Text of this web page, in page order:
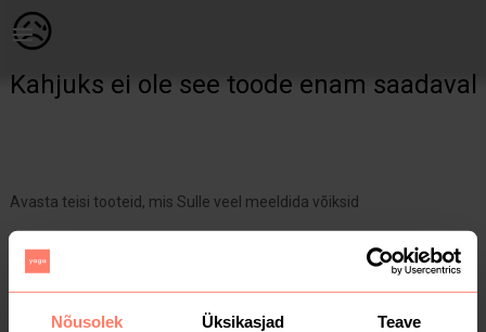
Nõusolek Üksikasjad Teave
😥
Kahjuks ei ole see toode enam saadaval
Avasta teisi tooteid, mis Sulle veel meeldida võiksid